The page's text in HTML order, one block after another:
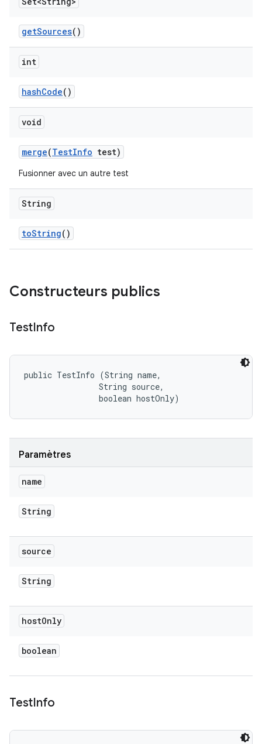
getSources()
int
hashCode()
void
merge(TestInfo test)
Fusionner avec un autre test
String
toString()
Constructeurs publics
TestInfo
public TestInfo (String name,
                String source,
                boolean hostOnly)
Paramètres
name
String
source
String
hostOnly
boolean
TestInfo